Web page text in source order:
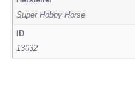
Super Hobby Horse
ID
13032